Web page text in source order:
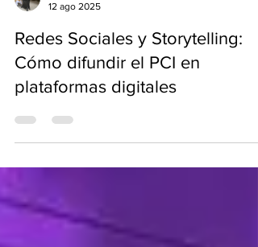
12 ago 2025
Redes Sociales y Storytelling:
Cómo difundir el PCI en
plataformas digitales